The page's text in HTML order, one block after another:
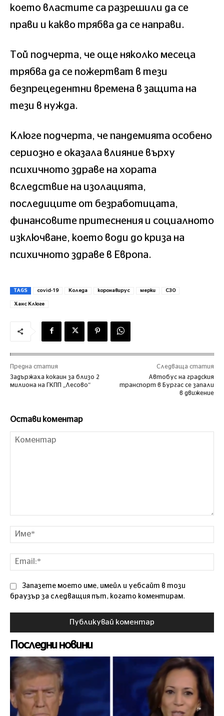
което властите са разрешили да се
прави и какво трябва да се направи.
Той подчерта, че още няколко месеца
трябва да се пожертват в тези
безпрецедентни времена в защита на
тези в нужда.
Клюге подчерта, че пандемията особено
сериозно е оказала влияние върху
психичното здраве на хората
вследствие на изолацията,
последиците от безработицата,
финансовите притеснения и социалното
изключване, което води до криза на
психичното здраве в Европа.
TAGS covid-19 Коледа коронавирус мерки СЗО
Ханс Клюге
Предна статия
Задържаха кокаин за близо 2
милиона на ГКПП „Лесово“
Следваща статия
Автобус на градския
транспорт в Бургас се запали
в движение
Остави коментар
Запазете моето име, имейл и уебсайт в този
браузър за следващия път, когато коментирам.
Последни новини